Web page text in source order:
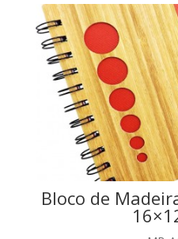
Bloco de